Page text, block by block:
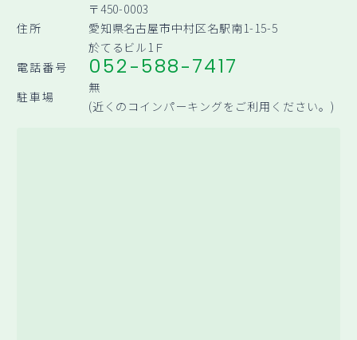
住所
〒450-0003
愛知県名古屋市中村区名駅南1-15-5
於てるビル1Ｆ
電話番号
052-588-7417
駐車場
無
(近くのコインパーキングをご利用ください。)